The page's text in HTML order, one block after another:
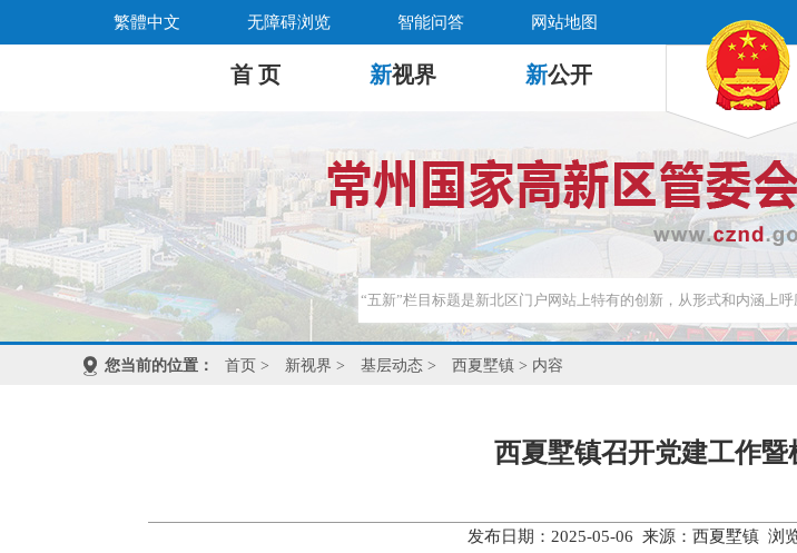
繁體中文 无障碍浏览 智能问答 网站地图
首 页 新视界 新公开
您当前的位置： 首页 > 新视界 > 基层动态 > 西夏墅镇 > 内容
西夏墅镇召开党建工作
发布日期：2025-05-06 来源：西夏墅镇 浏